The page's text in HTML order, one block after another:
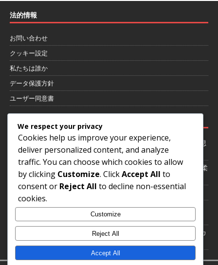
法的情報
お問い合わせ
クッキー設定
私たちは誰か
データ保護方針
ユーザー同意書
4-1-4-1フォーメーションにおけるゲーム状況への適応：柔軟性、意思
決定、戦術
4-1-4-1 フォーメーション：選手のポジショニング、スペーシング、柔
軟性
試合中の4-1-4-1フォーメーションの調整：柔軟性、意思決定、戦術
4-1-4-1フォーメーションにおけるカウンターアタック戦略：スピー
4-1-4-1フォーメーションにおけるセンターバックの役割：マーク、カ
バー、組織化
We respect your privacy
Cookies help us improve your experience,
deliver personalized content, and analyze
traffic. You can choose which cookies to allow
by clicking Customize. ClickAccept All to
consent or Reject All to decline non-essential
cookies.
Customize
Reject All
Accept All